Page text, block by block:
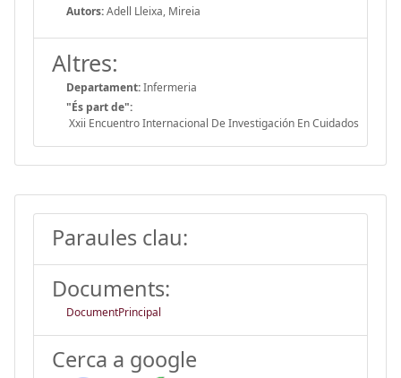
Autors:Adell Lleixa, Mireia
Altres:
Departament:Infermeria
"És part de":
Xxii Encuentro Internacional De Investigación En Cuidados
Paraules clau:
Documents:
DocumentPrincipal
Cerca a google